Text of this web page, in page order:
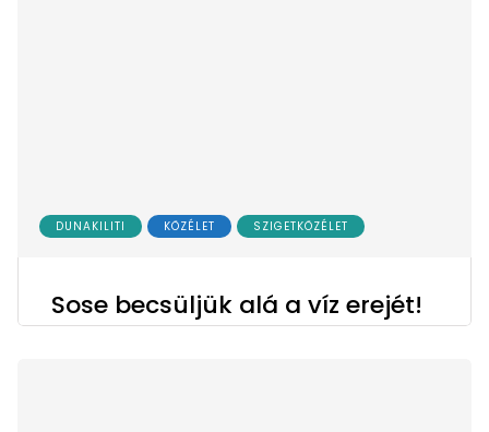
DUNAKILITI KÖZÉLET SZIGETKÖZÉLET
Sose becsüljük alá a víz erejét!